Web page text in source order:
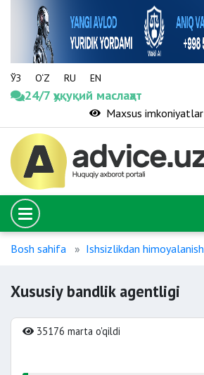
ЎЗ O‘Z RU EN
24/7 ҳуқуқий маслаҳат
Maxsus imkoniyatlar
Bosh sahifa Ishsizlikdan himoyalanish
Xususiy bandlik agentligi
35176 marta o'qildi